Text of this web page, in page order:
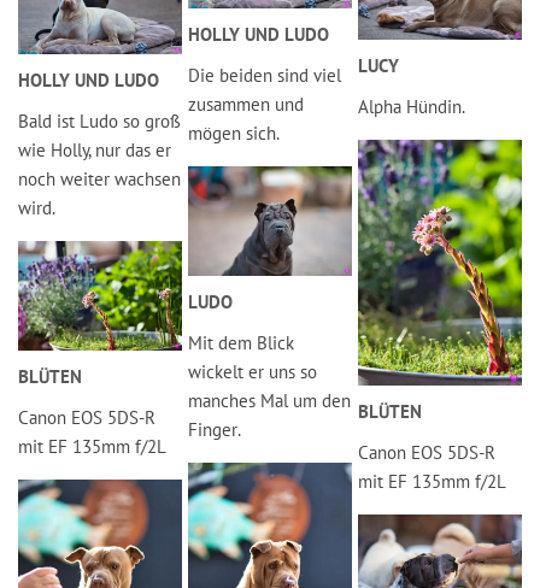
HOLLY UND LUDO
Bald ist Ludo so groß
wie Holly, nur das er
noch weiter wachsen
wird.
BLÜTEN
Canon EOS 5DS-R
mit EF 135mm f/2L
HOLLY UND LUDO
Die beiden sind viel
zusammen und
mögen sich.
LUDO
Mit dem Blick
wickelt er uns so
manches Mal um den
Finger.
LUCY
Alpha Hündin.
BLÜTEN
Canon EOS 5DS-R
mit EF 135mm f/2L